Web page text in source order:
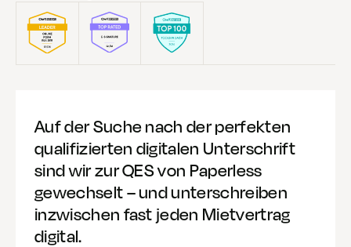
Auf der Suche nach der perfekten
qualifizierten digitalen Unterschrift
sind wir zur QES von Paperless
gewechselt – und unterschreiben
inzwischen fast jeden Mietvertrag
digital.